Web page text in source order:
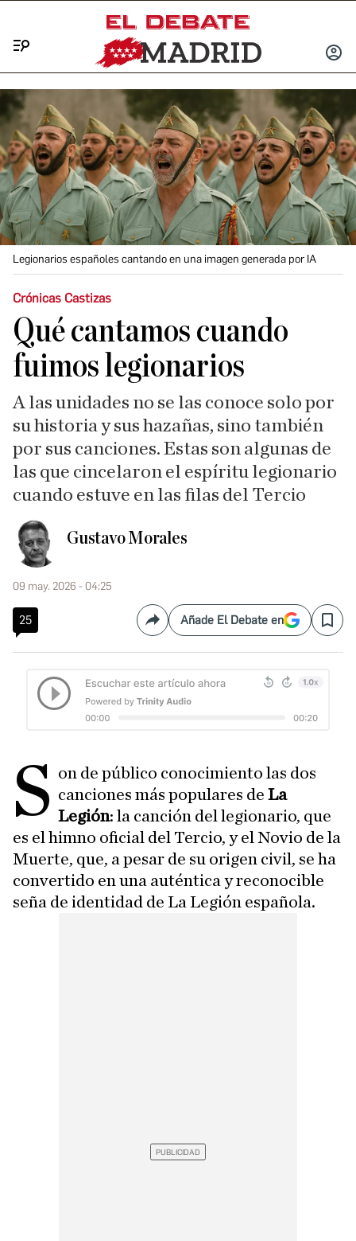
INICIAR
Legionarios españoles cantando en una imagen generada por IA
Crónicas Castizas
Qué cantamos cuando
fuimos legionarios
A las unidades no se las conoce solo por
su historia y sus hazañas, sino también
por sus canciones. Estas son algunas de
las que cincelaron el espíritu legionario
cuando estuve en las filas del Tercio
Gustavo Morales
09 may. 2026 - 04:25
25 CompartirAñade El Debate en Save
S on de público conocimiento las dos
canciones más populares de La
Legión: la canción del legionario, que
es el himno oficial del Tercio, y el Novio de la
Muerte, que, a pesar de su origen civil, se ha
convertido en una auténtica y reconocible
seña de identidad de La Legión española.